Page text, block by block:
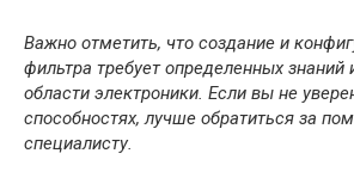
Важно отметить, что создание и
фильтра требует определенных знаний
области электроники. Если вы не
способностях, лучше обратиться за
специалисту.